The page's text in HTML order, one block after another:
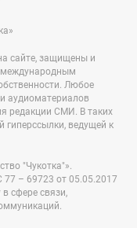
сайте, защищены и
международным
Любое
аудиоматериалов
редакции СМИ. В таких
гиперссылки, ведущей к
"Чукотка"».
– 69723 от 05.05.2017
сфере связи,